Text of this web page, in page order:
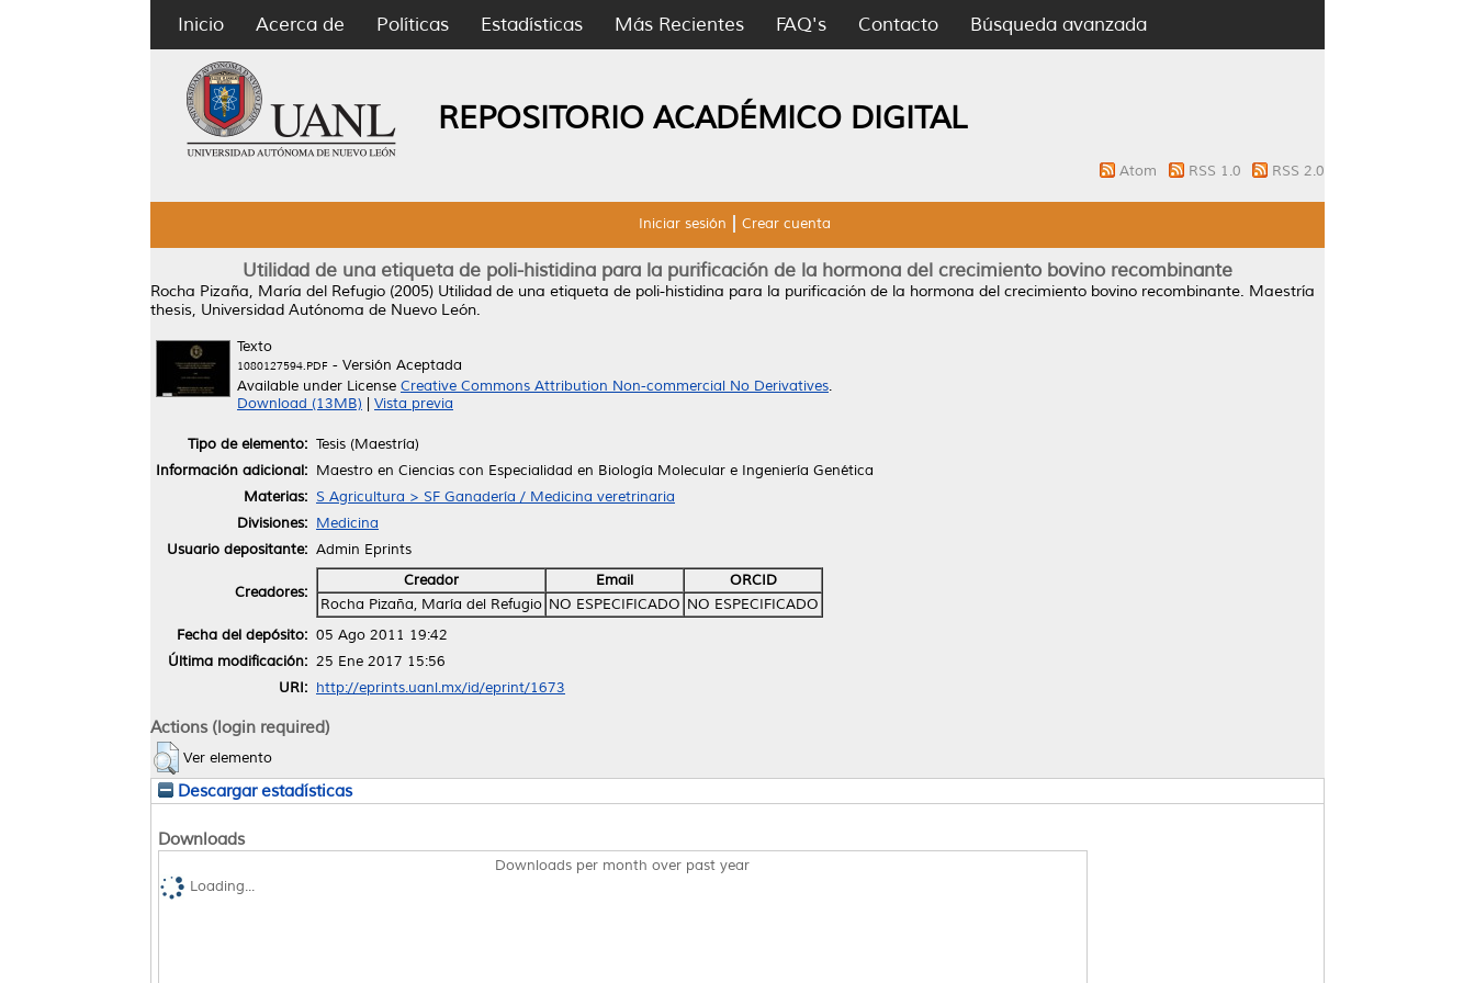
Inicio Acerca de Políticas Estadísticas Más Recientes FAQ's Contacto Búsqueda avanzada
REPOSITORIO ACADÉMICO DIGITAL
Atom RSS 1.0 RSS 2.0
Iniciar sesión Crear cuenta
Utilidad de una etiqueta de poli-histidina para la purificación de la hormona del crecimiento bovino recombinante
Rocha Pizaña, María del Refugio (2005) Utilidad de una etiqueta de poli-histidina para la purificación de la hormona del crecimiento bovino recombinante. Maestría
thesis, Universidad Autónoma de Nuevo León.
Texto
1080127594.PDF - Versión Aceptada
Available under License Creative Commons Attribution Non-commercial No Derivatives.
Download (13MB)
Vista previa
Tipo de elemento: Tesis (Maestría)
Información adicional: Maestro en Ciencias con Especialidad en Biología Molecular e Ingeniería Genética
Materias: S Agricultura > SF Ganadería / Medicina veretrinaria
Divisiones: Medicina
Usuario depositante: Admin Eprints
Creadores:
Creador Email
ORCID
Rocha Pizaña, María del Refugio NO ESPECIFICADO NO ESPECIFICADO
Fecha del depósito: 05 Ago 2011 19:42
Última modificación: 25 Ene 2017 15:56
URI: http://eprints.uanl.mx/id/eprint/1673
Actions (login required)
Ver elemento
Descargar estadísticas
Downloads
Downloads per month over past year
Loading...